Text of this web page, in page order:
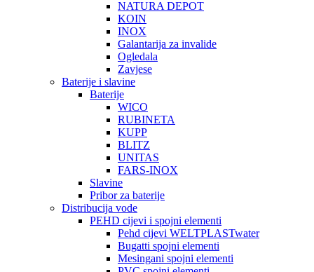
NATURA DEPOT
KOIN
INOX
Galantarija za invalide
Ogledala
Zavjese
Baterije i slavine
Baterije
WICO
RUBINETA
KUPP
BLITZ
UNITAS
FARS-INOX
Slavine
Pribor za baterije
Distribucija vode
PEHD cijevi i spojni elementi
Pehd cijevi WELTPLASTwater
Bugatti spojni elementi
Mesingani spojni elementi